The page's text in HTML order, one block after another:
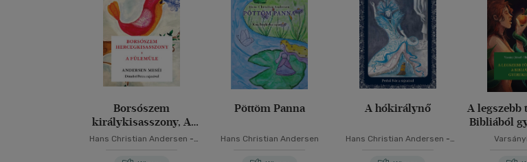
Borsószem
királykisasszony, A
fülemüle
Hans Christian Andersen -
Pöttöm Panna
Hans Christian Andersen
A hókirálynő
Hans Christian Andersen -
A legszebb
Bibliából